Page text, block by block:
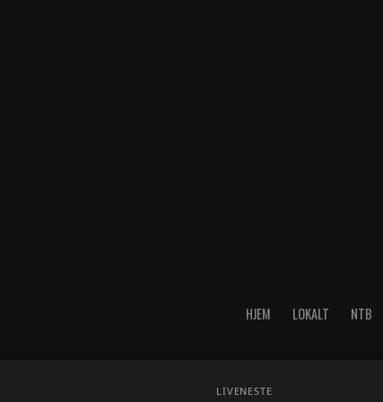
HJEM LOKALT NTB
Copyright © 2026 A-
LIVENESTE